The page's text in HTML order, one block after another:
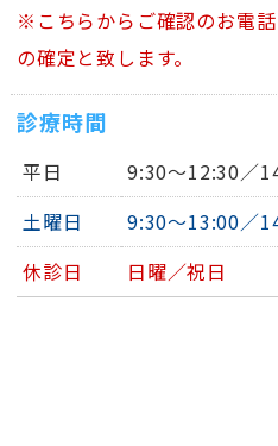
※こちらからご確認のお電
の確定と致します。
診療時間
平日
9:30～12:30／
土曜日
9:30～13:00／
休診日
日曜／祝日